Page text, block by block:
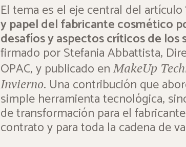
El tema es el eje central del artículo
y papel del fabricante cosmético
desafíos y aspectos críticos de los
firmado por Stefania Abbattista,
OPAC, y publicado enMakeUp
Invierno. Una contribución que
simple herramienta tecnológica,
de transformación para el
contrato y para toda la cadena de